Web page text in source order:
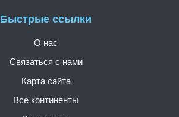
Быстрые ссылки
О нас
Связаться с нами
Карта сайта
Все континенты